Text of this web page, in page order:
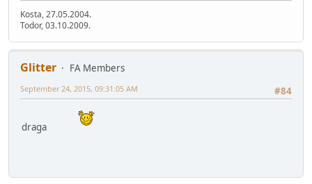
Kosta, 27.05.2004.
Todor, 03.10.2009.
Glitter
FA Members
#84
September 24, 2015, 09:31:05 AM
draga